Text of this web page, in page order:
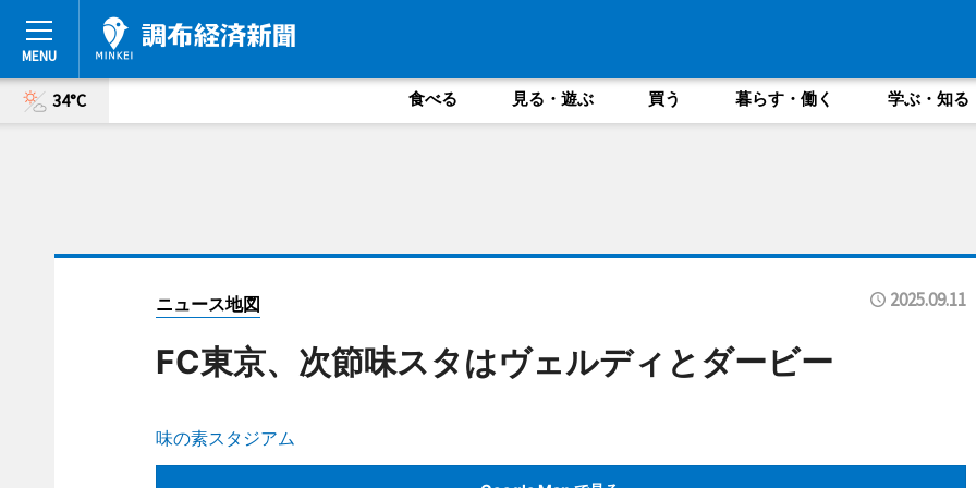
34°C 食べる 見る・遊ぶ 買う 暮らす・働く 学ぶ・知る
ニュース地図 2025.09.11
FC東京、次節味スタはヴェルディとダービー
味の素スタジアム